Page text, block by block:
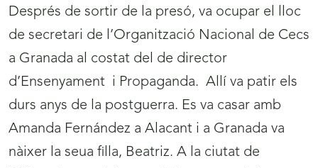
Després de sortir de la presó, va ocupar el lloc
de secretari de l’Organització Nacional de Cecs
a Granada al costat del de director
d’Ensenyament i Propaganda. Allí va patir els
durs anys de la postguerra. Es va casar amb
Amanda Fernández a Alacant i a Granada va
nàixer la seua filla, Beatriz. A la ciutat de